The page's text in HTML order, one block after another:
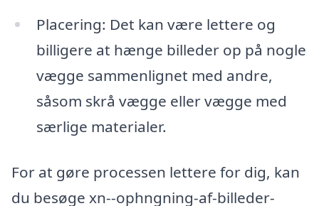
Placering: Det kan være lettere og
billigere at hænge billeder op på nogle
vægge sammenlignet med andre,
såsom skrå vægge eller vægge med
særlige materialer.
For at gøre processen lettere for dig, kan
du besøge xn--ophngning-af-billeder-